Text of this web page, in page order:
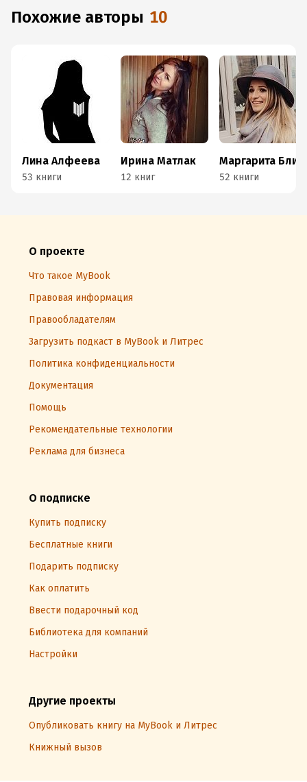
Похожие авторы 10
Лина Алфеева
53 книги
Ирина Матлак
12 книг 52 книги
О проекте
Что такое MyBook
Правовая информация
Правообладателям
Загрузить подкаст в MyBook и Литрес
Политика конфиденциальности
Документация
Помощь
Рекомендательные технологии
Реклама для бизнеса
О подписке
Купить подписку
Бесплатные книги
Подарить подписку
Как оплатить
Ввести подарочный код
Библиотека для компаний
Настройки
Другие проекты
Опубликовать книгу на MyBook и Литрес
Книжный вызов